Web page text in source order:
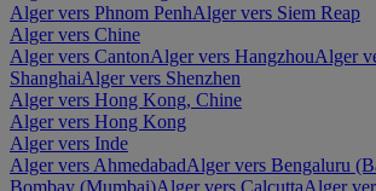
Alger vers Phnom PenhAlger vers Siem Reap
Alger vers Chine
Alger vers CantonAlger vers HangzhouAlger
ShanghaiAlger vers Shenzhen
Alger vers Hong Kong, Chine
Alger vers Hong Kong
Alger vers Inde
Alger vers AhmedabadAlger vers Bengaluru
Bombay (Mumbai)Alger vers CalcuttaAlger